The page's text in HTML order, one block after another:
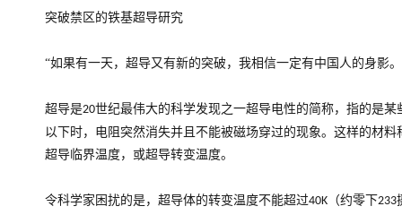
突破禁区的铁基超导研究
“如果有一天，超导又有新的突破，我相信一定有中国人的身影
超导是20世纪最伟大的科学发现之一超导电性的简称，指的是
以下时，电阻突然消失并且不能被磁场穿过的现象。这样的材
超导临界温度，或超导转变温度。
令科学家困扰的是，超导体的转变温度不能超过40K （约零下233